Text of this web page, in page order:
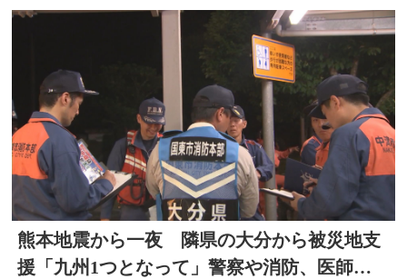
熊本地震から一夜 隣県の大分から被災地支
援「九州1つとなって」警察や消防、医師、